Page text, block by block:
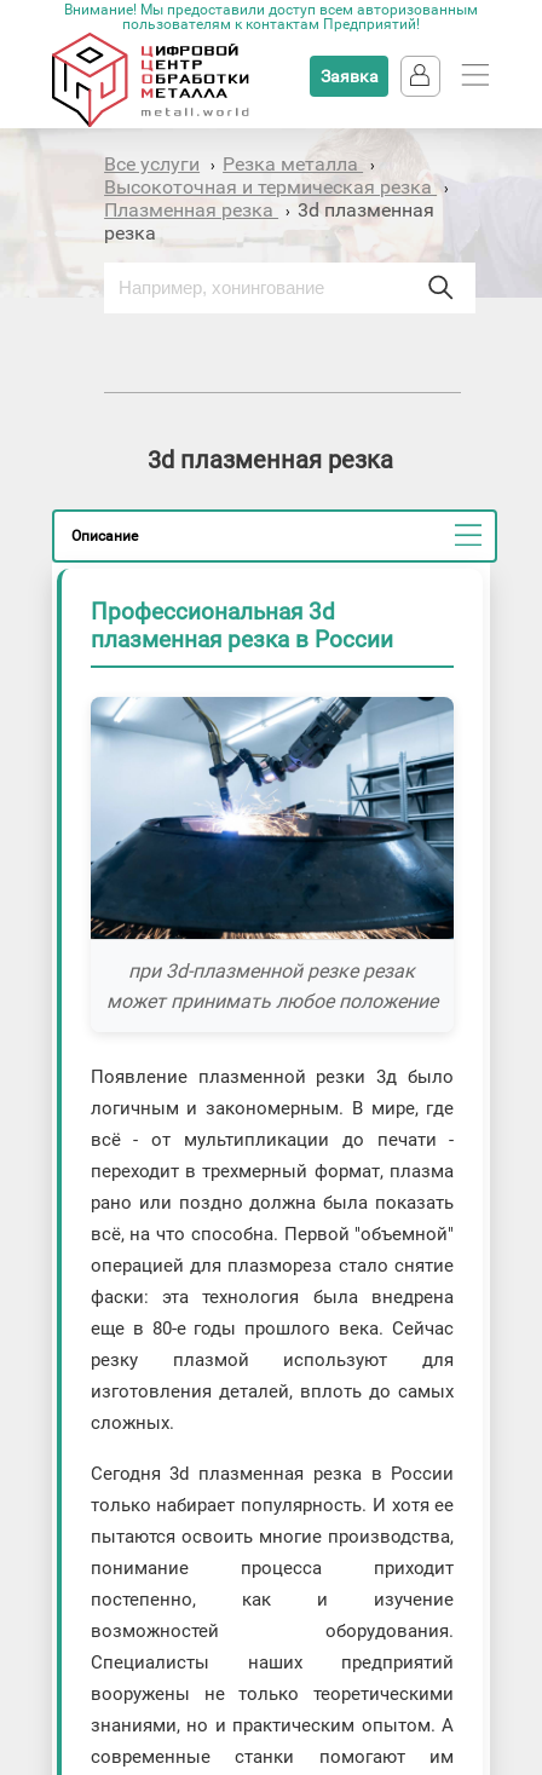
Внимание! Мы предоставили доступ всем авторизованным
пользователям к контактам Предприятий!
Заявка
Все услуги › Резка металла ›
Высокоточная и термическая резка ›
Плазменная резка › 3d плазменная
резка
3d плазменная резка
Описание
Профессиональная 3d
плазменная резка в России
при 3d-плазменной резке резак
может принимать любое положение
Появление плазменной резки 3д было
логичным и закономерным. В мире, где
всё - от мультипликации до печати -
переходит в трехмерный формат, плазма
рано или поздно должна была показать
всё, на что способна. Первой "объемной"
операцией для плазмореза стало снятие
фаски: эта технология была внедрена
еще в 80-е годы прошлого века. Сейчас
резку плазмой используют для
изготовления деталей, вплоть до самых
сложных.
Сегодня 3d плазменная резка в России
только набирает популярность. И хотя ее
пытаются освоить многие производства,
понимание процесса приходит
постепенно, как и изучение
возможностей оборудования.
Специалисты наших предприятий
вооружены не только теоретическими
знаниями, но и практическим опытом. А
современные станки помогают им